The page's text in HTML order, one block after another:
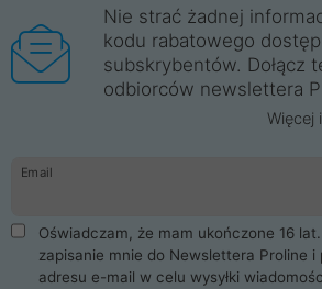
Nie strać żadnej
kodu rabatowego
subskrybentów. Dołącz
odbiorców newslettera
Więcej
Email
Oświadczam, że mam ukończone 16
zapisanie mnie do Newslettera Proline
adresu e-mail w celu wysyłki